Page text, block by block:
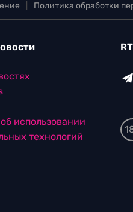
Политика обработки
использовании
технологий